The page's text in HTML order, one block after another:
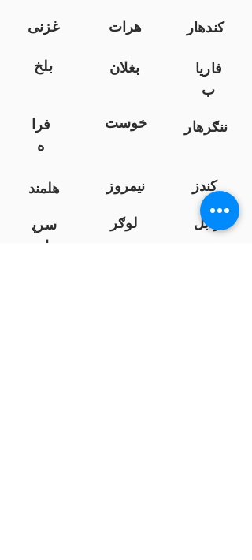
غزنی هرات
کندهار
بلخ
بغلان
فاریا
ب
فرا
ه
خوست ننګرهار
هلمند نیمروز
کندز
سرپ
ل
لوګر زابل